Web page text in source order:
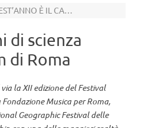
FILO CONDUTTORE DI QUEST’ANNO È IL CAMBIAMENTO
di scienza
di Roma
la XII edizione del Festival
Musica per Roma,
Geographic Festival delle